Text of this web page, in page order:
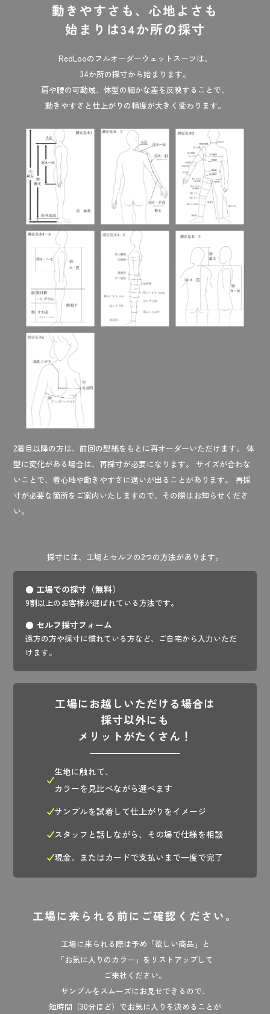
動きやすさも、心地よさも
始まりは34か所の採寸
RedLooのフルオーダーウェットスーツは、
34か所の採寸から始まります。
肩や腰の可動域、体型の細かな差を反映することで、
動きやすさと仕上がりの精度が大きく変わります。
2着目以降の方は、前回の型紙をもとに再オーダーいただけます。 体
型に変化がある場合は、再採寸が必要になります。 サイズが合わな
いことで、着心地や動きやすさに違いが出ることがあります。 再採
寸が必要な箇所をご案内いたしますので、その際はお知らせくださ
い。
採寸には、工場とセルフの2つの方法があります。
● 工場での採寸（無料）
9割以上のお客様が選ばれている方法です。
● セルフ採寸フォーム
遠方の方や採寸に慣れている方など、ご自宅から入力いただ
けます。
工場にお越しいただける場合は
採寸以外にも
メリットがたくさん！
生地に触れて、
カラーを見比べながら選べます
サンプルを試着して仕上がりをイメージ
スタッフと話しながら、その場で仕様を相談
現金、またはカードで支払いまで一度で完了
工場に来られる前にご確認ください。
工場に来られる際は予め「欲しい商品」と
「お気に入りのカラー」をリストアップして
ご来社ください。
サンプルをスムーズにお見せできるので、
短時間（30分ほど）でお気に入りを決めることが